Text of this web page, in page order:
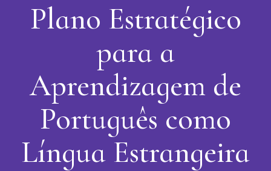
Plano Estratégico
para a
Aprendizagem de
Português como
Língua Estrangeira